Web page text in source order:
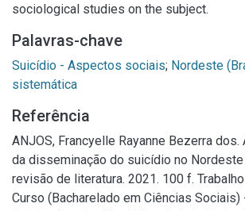
sociological studies on the subject.
Palavras-chave
Suicídio - Aspectos sociais; Nordeste
sistemática
Referência
ANJOS, Francyelle Rayanne Bezerra
da disseminação do suicídio no
revisão de literatura. 2021. 100 f.
Curso (Bacharelado em Ciências Sociais)